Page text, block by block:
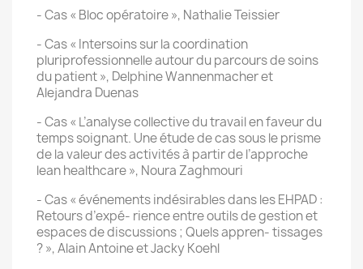
- Cas « Bloc opératoire », Nathalie Teissier
- Cas « Intersoins sur la coordination
pluriprofessionnelle autour du parcours de soins
du patient », Delphine Wannenmacher et
Alejandra Duenas
- Cas « L’analyse collective du travail en faveur du
temps soignant. Une étude de cas sous le prisme
de la valeur des activités à partir de l’approche
lean healthcare », Noura Zaghmouri
- Cas « événements indésirables dans les EHPAD :
Retours d’expé- rience entre outils de gestion et
espaces de discussions ; Quels appren- tissages
? », Alain Antoine et Jacky Koehl